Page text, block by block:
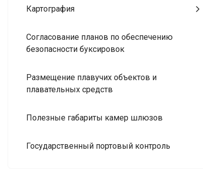
Картография
Согласование планов по обеспечению
безопасности буксировок
Размещение плавучих объектов и
плавательных средств
Полезные габариты камер шлюзов
Государственный портовый контроль